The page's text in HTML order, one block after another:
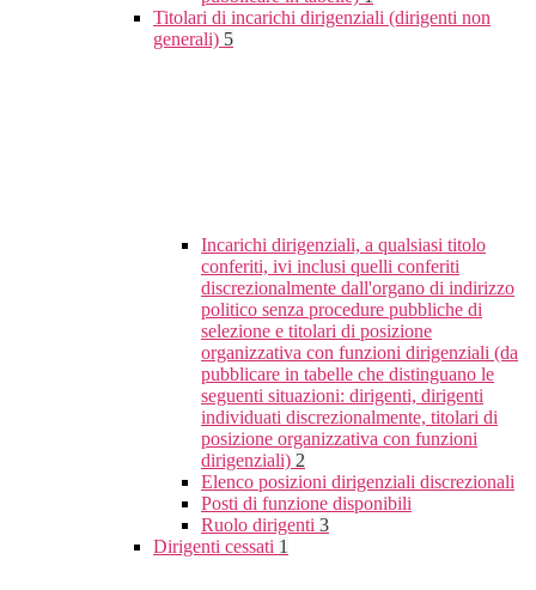
Titolari di incarichi dirigenziali (dirigenti non
generali) 5
Incarichi dirigenziali, a qualsiasi titolo
conferiti, ivi inclusi quelli conferiti
discrezionalmente dall'organo di indirizzo
politico senza procedure pubbliche di
selezione e titolari di posizione
organizzativa con funzioni dirigenziali (da
pubblicare in tabelle che distinguano le
seguenti situazioni: dirigenti, dirigenti
individuati discrezionalmente, titolari di
posizione organizzativa con funzioni
dirigenziali) 2
Elenco posizioni dirigenziali discrezionali
Posti di funzione disponibili
Ruolo dirigenti 3
Dirigenti cessati 1